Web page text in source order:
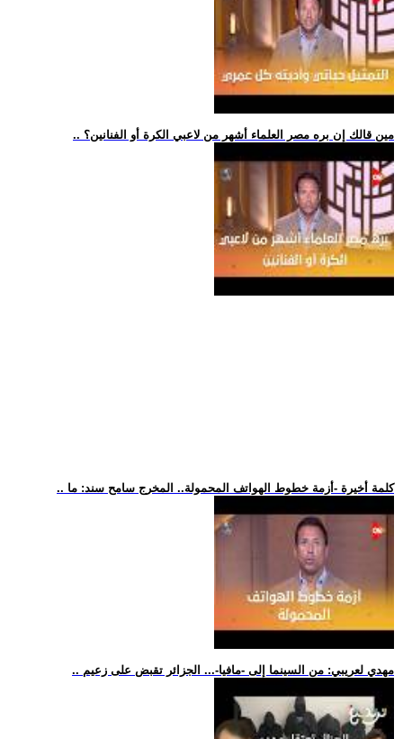
.. مين قالك إن بره مصر العلماء أشهر من لاعبي الكرة أو الفنانين؟
.. كلمة أخيرة -أزمة خطوط الهواتف المحمولة.. المخرج سامح سند: ما
.. مهدي لعريبي: من السينما إلى -مافيا-... الجزائر تقبض على زعيم